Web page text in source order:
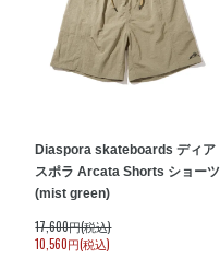
Diaspora skateboards ディア
スポラ Arcata Shorts ショーツ
(mist green)
17,600円(税込)
10,560円(税込)